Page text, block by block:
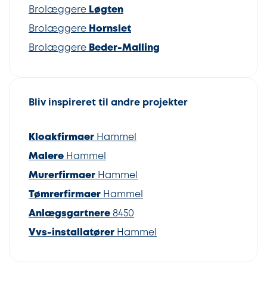
Brolæggere Løgten
Brolæggere Hornslet
Brolæggere Beder-Malling
Bliv inspireret til andre projekter
Kloakfirmaer Hammel
Malere Hammel
Murerfirmaer Hammel
Tømrerfirmaer Hammel
Anlægsgartnere 8450
Vvs-installatører Hammel